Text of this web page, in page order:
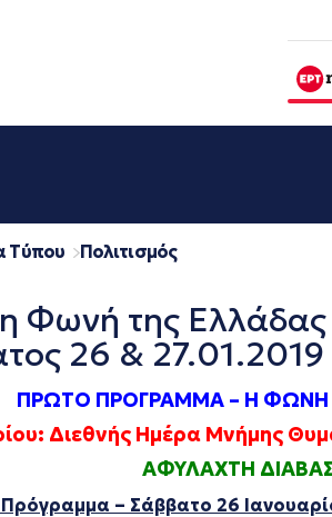
Τύπου Πολιτισμός
της Ελλάδας
26 & 27.01.2019
ΠΡΩΤΟ ΠΡΟΓΡΑΜΜΑ – Η ΦΩΝΗ
Διεθνής Ημέρα Μνήμης
ΑΦΥΛΑΧΤΗ
– Σάββατο 26